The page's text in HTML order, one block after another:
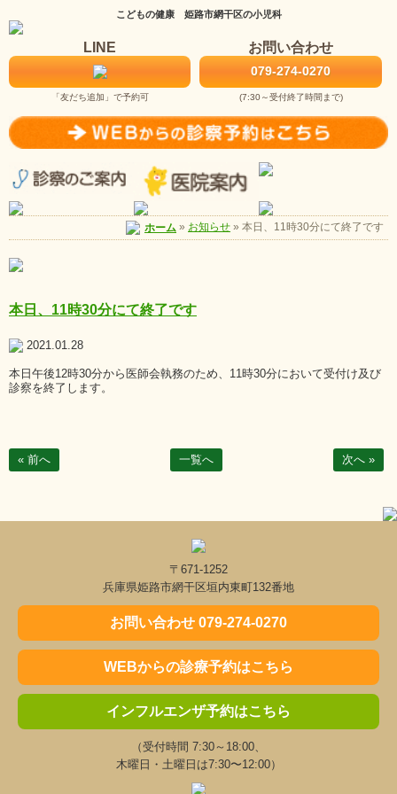
こどもの健康 姫路市網干区の小児科
LINE
「友だち追加」で予約可
お問い合わせ
079-274-0270
(7:30～受付終了時間まで)
ホーム » お知らせ » 本日、11時30分にて終了です
本日、11時30分にて終了です
2021.01.28
本日午後12時30分から医師会執務のため、11時30分において受付け及び
診察を終了します。
« 前へ 一覧へ 次へ »
〒671-1252
兵庫県姫路市網干区垣内東町132番地
お問い合わせ 079-274-0270
WEBからの診療予約はこちら
インフルエンザ予約はこちら
（受付時間 7:30～18:00、
木曜日・土曜日は7:30〜12:00）